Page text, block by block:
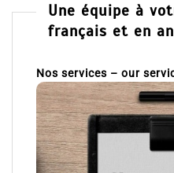
Une équipe à
français et en
Nos services – our